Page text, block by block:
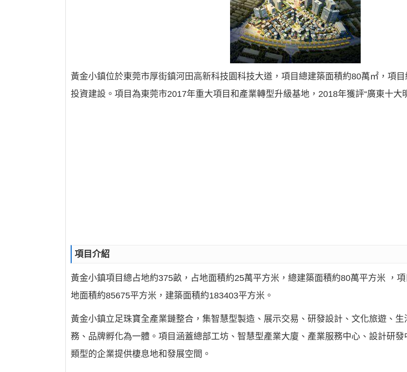
黃金小鎮位於東莞市厚街鎮河田高新科技園科技大道，項目總建築面積約80萬㎡，項
投資建設。項目為東莞市2017年重大項目和產業轉型升級基地，2018年獲評“廣東十大
項目介紹
黃金小鎮項目總占地約375畝，占地面積約25萬平方米，總建築面積約80萬平方米 ，
地面積約85675平方米，建築面積約183403平方米。
黃金小鎮立足珠寶全產業鏈整合，集智慧型製造、展示交易、研發設計、文化旅遊、
務、品牌孵化為一體。項目涵蓋總部工坊、智慧型產業大廈、產業服務中心、設計研
類型的企業提供棲息地和發展空間。